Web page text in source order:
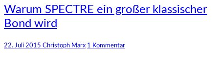
Warum
SPECTRE
ein
klassischer
Warum SPECTRE ein großer klassischer
Bond wird
22. Juli 2015 Christoph Marx Kommentare
1 Kommentar